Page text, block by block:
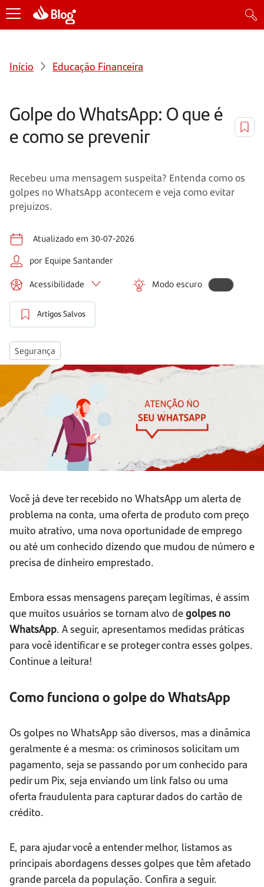
Início Educação Financeira
Golpe do WhatsApp: O que é
e como se prevenir
Recebeu uma mensagem suspeita? Entenda como os
golpes no WhatsApp acontecem e veja como evitar
prejuízos.
Atualizado em 30-07-2026
por Equipe Santander
Acessibilidade Modo escuro
Artigos Salvos
Segurança
Você já deve ter recebido no WhatsApp um alerta de
problema na conta, uma oferta de produto com preço
muito atrativo, uma nova oportunidade de emprego
ou até um conhecido dizendo que mudou de número e
precisa de dinheiro emprestado.
Embora essas mensagens pareçam legítimas, é assim
que muitos usuários se tornam alvo degolpes no
WhatsApp. A seguir, apresentamos medidas práticas
para você identificar e se proteger contra esses golpes.
Continue a leitura!
Como funciona o golpe do WhatsApp
Os golpes no WhatsApp são diversos, mas a dinâmica
geralmente é a mesma: os criminosos solicitam um
pagamento, seja se passando por um conhecido para
pedir um Pix, seja enviando um link falso ou uma
oferta fraudulenta para capturar dados do cartão de
crédito.
E, para ajudar você a entender melhor, listamos as
principais abordagens desses golpes que têm afetado
grande parcela da população. Confira a seguir.